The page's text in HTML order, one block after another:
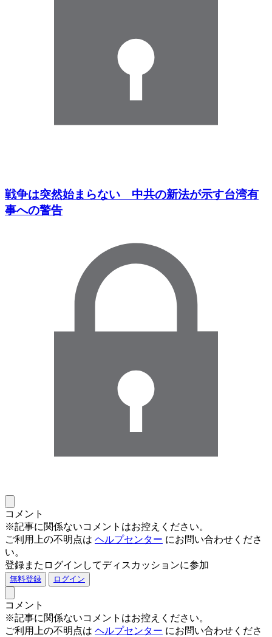
戦争は突然始まらない 中共の新法が示す台湾有
事への警告
コメント
※記事に関係ないコメントはお控えください。
ご利用上の不明点は ヘルプセンター にお問い合わせくださ
い。
登録またログインしてディスカッションに参加
無料登録 ログイン
コメント
※記事に関係ないコメントはお控えください。
ご利用上の不明点は ヘルプセンター にお問い合わせくださ